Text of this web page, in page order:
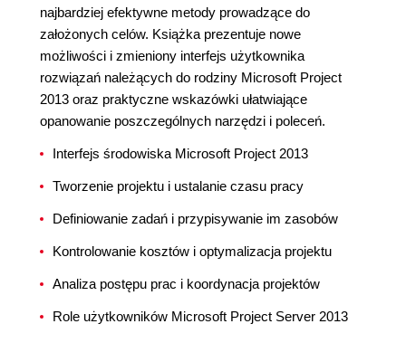
najbardziej efektywne metody prowadzące do
założonych celów. Książka prezentuje nowe
możliwości i zmieniony interfejs użytkownika
rozwiązań należących do rodziny Microsoft Project
2013 oraz praktyczne wskazówki ułatwiające
opanowanie poszczególnych narzędzi i poleceń.
Interfejs środowiska Microsoft Project 2013
Tworzenie projektu i ustalanie czasu pracy
Definiowanie zadań i przypisywanie im zasobów
Kontrolowanie kosztów i optymalizacja projektu
Analiza postępu prac i koordynacja projektów
Role użytkowników Microsoft Project Server 2013